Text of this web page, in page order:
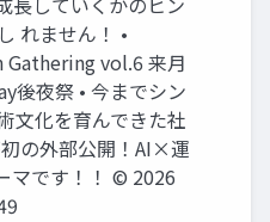
れません！ •
vol.6 来月
後夜祭 • 今までシン
文化を育んできた社
の外部公開！AI×運
マです！！ ©️ 2026